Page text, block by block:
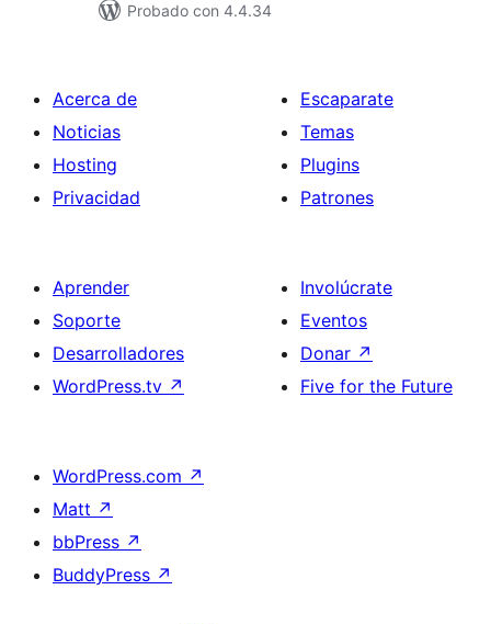
Probado con 4.4.34
Acerca de
Noticias
Hosting
Privacidad
Escaparate
Temas
Plugins
Patrones
Aprender
Soporte
Desarrolladores
WordPress.tv ↗
Involúcrate
Eventos
Donar ↗
Five for the Future
WordPress.com ↗
Matt ↗
bbPress ↗
BuddyPress ↗